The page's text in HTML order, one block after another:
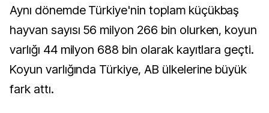
Aynı dönemde Türkiye'nin toplam küçükbaş
hayvan sayısı 56 milyon 266 bin olurken, koyun
varlığı 44 milyon 688 bin olarak kayıtlara geçti.
Koyun varlığında Türkiye, AB ülkelerine büyük
fark attı.